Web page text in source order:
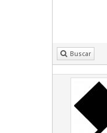
Buscar